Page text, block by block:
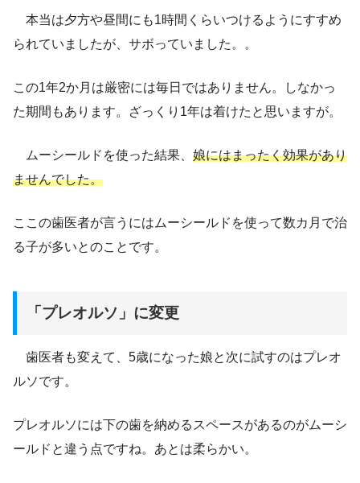
本当は夕方や昼間にも1時間くらいつけるようにすすめ
られていましたが、サボっていました。。
この1年2か月は厳密には毎日ではありません。しなかっ
た期間もあります。ざっくり1年は着けたと思いますが。
ムーシールドを使った結果、 娘にはまったく効果があり
ませんでした。
ここの歯医者が言うにはムーシールドを使って数カ月で治
る子が多いとのことです。
「プレオルソ」に変更
歯医者も変えて、5歳になった娘と次に試すのはプレオ
ルソです。
プレオルソには下の歯を納めるスペースがあるのがムーシ
ールドと違う点ですね。あとは柔らかい。